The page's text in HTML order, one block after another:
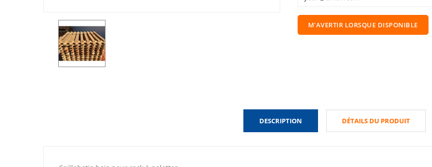
M'AVERTIR LORSQUE DISPONIBLE
DESCRIPTION DÉTAILS DU PRODUIT